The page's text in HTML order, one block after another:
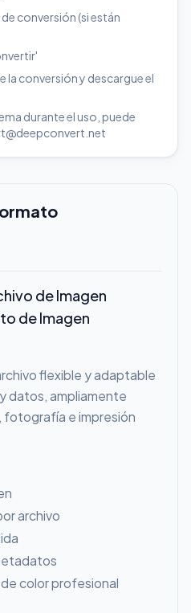
conversión (si están
la conversión y descargue el
durante el uso, puede
de Imagen
de Imagen
flexible y adaptable
datos, ampliamente
fotografía e impresión
archivo
color profesional